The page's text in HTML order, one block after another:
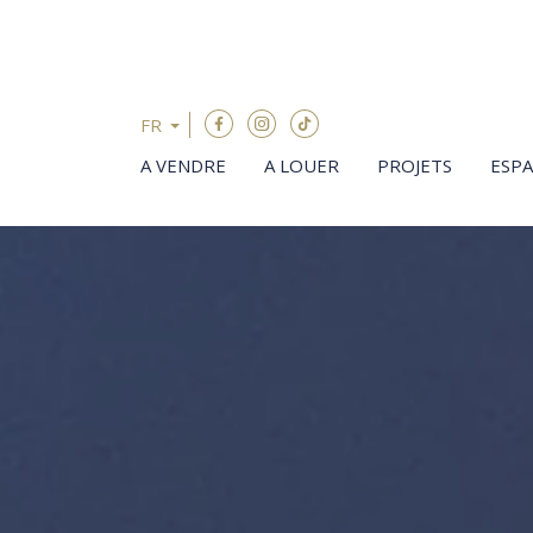
FR
A VENDRE
A LOUER PROJETS